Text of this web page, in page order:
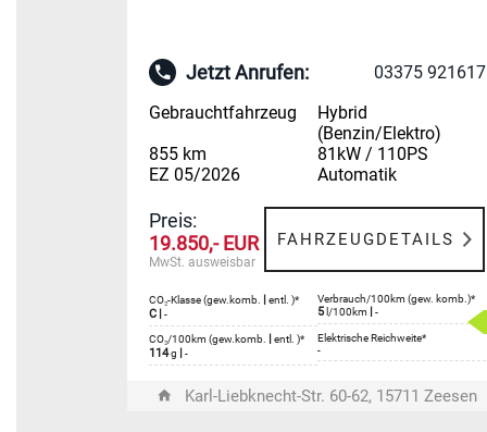
Jetzt Anrufen:
03375 921617
Gebrauchtfahrzeug
Hybrid
(Benzin/Elektro)
855 km
81kW / 110PS
EZ 05/2026
Automatik
Preis:
19.850,- EUR
MwSt. ausweisbar
FAHRZEUGDETAILS
CO₂-Klasse (gew.komb. | entl. )*
C | -
Verbrauch/100km (gew. komb.)*
5 l/100km | -
CO₂/100km (gew.komb. | entl. )*
114g | -
Elektrische Reichweite*
-
Karl-Liebknecht-Str. 60-62, 15711 Zeesen